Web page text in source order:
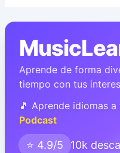
Aprende de forma
tiempo con tus
🎵 Aprende idiomas
Podcast
⭐ 4.9/5 10k